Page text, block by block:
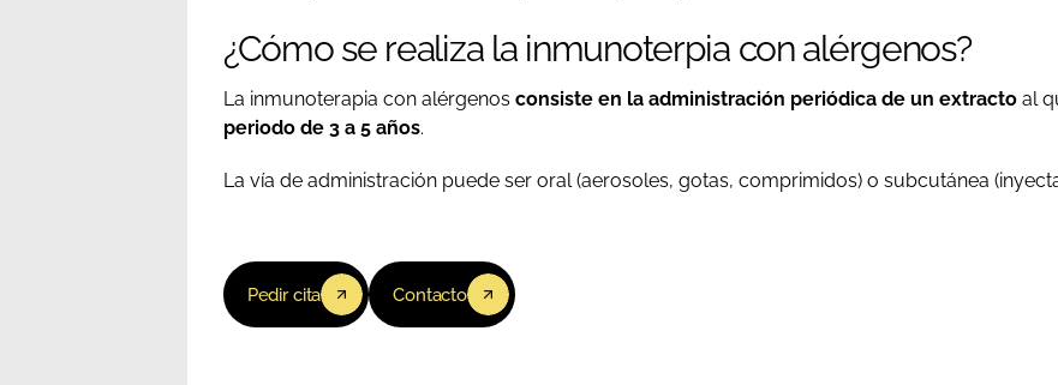
¿Cómo se realiza la inmunoterpia con alérgenos?
La inmunoterapia con alérgenos consiste en la administración periódica de un extractoal
periodo de 3 a 5 años.
La vía de administración puede ser oral (aerosoles, gotas, comprimidos) o subcutánea
Pedir cita Contacto